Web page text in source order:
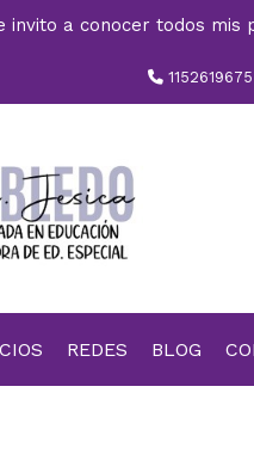
a conocer todos mis
1152619675
REDES BLOG